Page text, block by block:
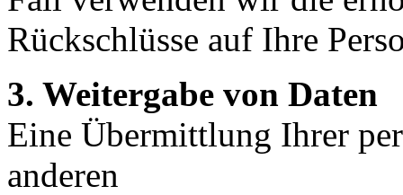
Rückschlüsse auf Ihre
3. Weitergabe von Daten
Eine Übermittlung Ihrer
anderen